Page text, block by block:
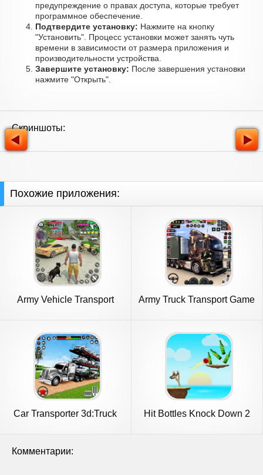
предупреждение о правах доступа, которые требует
программное обеспечение.
Подтвердите установку: Нажмите на кнопку
"Установить". Процесс установки может занять чуть
времени в зависимости от размера приложения и
производительности устройства.
Завершите установку: После завершения установки
нажмите "Открыть".
Скриншоты:
Похожие приложения:
Army Vehicle Transport
Army Truck Transport Game
Car Transporter 3d:Truck
Hit Bottles Knock Down 2
Комментарии: